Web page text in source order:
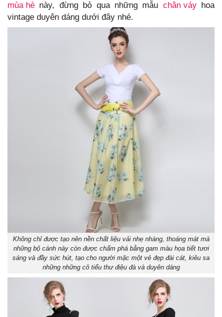
mùa hè này, đừng bỏ qua những mẫu chân váyhoa
vintage duyên dáng dưới đây nhé.
Không chỉ được tạo nên nền chất liệu vải nhẹ nhàng, thoáng mát mà
những bộ cánh này còn được chấm phá bằng gam màu họa tiết tươi
sáng và đầy sức hút, tạo cho người mặc một vẻ đẹp đài cát, kiêu sa
những những cô tiểu thư điệu đà và duyên dáng